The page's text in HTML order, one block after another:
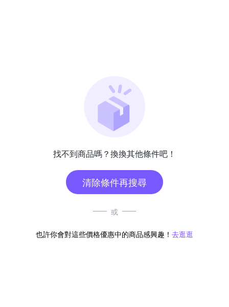
找不到商品嗎？換換其他條件吧！
清除條件再搜尋
或
也許你會對這些價格優惠中的商品感興趣！ 去逛逛